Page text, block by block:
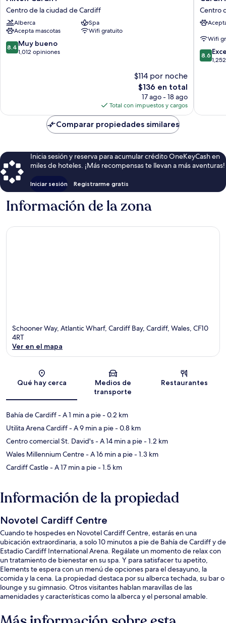
Cardiff
Centro
de
la
ciudad
de
Centro de la ciudad de Cardiff
Alberca
Spa
Acepta mascotas
Wifi gratuito
8.4
de
8.4 Muy bueno
1,012 opiniones
$114 por noche
El
precio
actual
es
de
$136
$136 en total
17 ago - 18 ago
Total con impuestos y cargos
Marriott
Hotel
Centro
la
ciudad
de
Centro
Wifi
8.6
de
8.6
Comparar propiedades similares
Inicia sesión y reserva para acumular crédito OneKeyCash en
miles de hoteles. ¡Más recompensas te llevan a más aventuras!
Iniciar sesión Registrarme gratis
Información de la zona
Schooner Way, Atlantic Wharf, Cardiff Bay, Cardiff, Wales, CF10
4RT
Ver en el mapa
Qué hay cerca
Medios de
transporte
Restaurantes
Bahía de Cardiff- A 1 min a pie- 0.2 km
Utilita Arena Cardiff- A 9 min a pie- 0.8 km
Centro comercial St. David's- A 14 min a pie- 1.2 km
Wales Millennium Centre- A 16 min a pie- 1.3 km
Cardiff Castle- A 17 min a pie- 1.5 km
Información de la propiedad
Novotel Cardiff Centre
Cuando te hospedes en Novotel Cardiff Centre, estarás en una
ubicación extraordinaria, a solo 10 minutos a pie de Bahía de Cardiff y de
Estadio Cardiff International Arena. Regálate un momento de relax con
un tratamiento de bienestar en su spa. Y para satisfacer tu apetito,
Elements te espera con un menú de opciones para el desayuno, la
comida y la cena. La propiedad destaca por su alberca techada, su bar o
lounge y su gimnasio. Otros visitantes hablan maravillas de las
amenidades y características como la alberca y el personal amable.